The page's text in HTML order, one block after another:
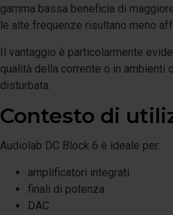
gamma bassa beneficia di
le alte frequenze risultano meno
Il vantaggio è particolarmente
qualità della corrente o in ambienti
disturbata.
Contesto di
Audiolab DC Block 6 è ideale per:
amplificatori integrati
finali di potenza
DAC